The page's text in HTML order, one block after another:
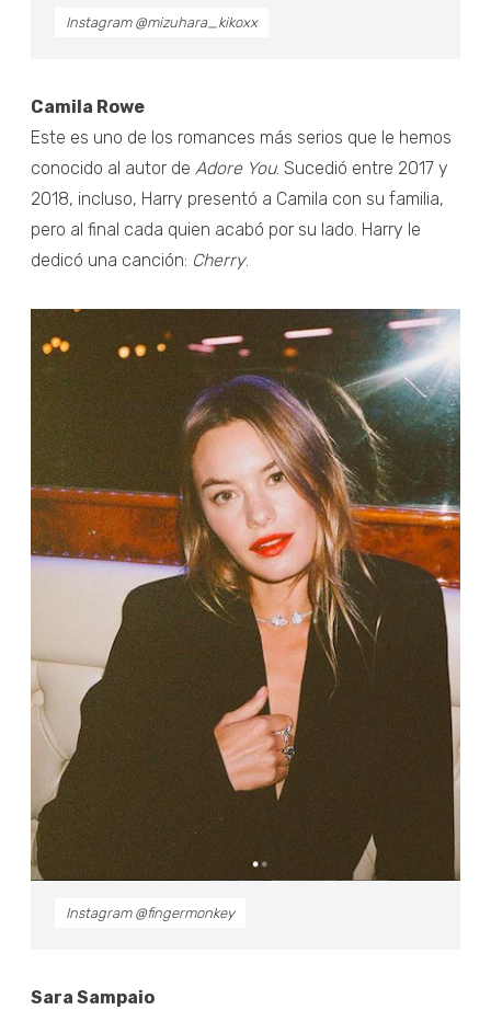
Instagram @mizuhara_kikoxx
Camila Rowe
Este es uno de los romances más serios que le hemos
conocido al autor de Adore You. Sucedió entre 2017 y
2018, incluso, Harry presentó a Camila con su familia,
pero al final cada quien acabó por su lado. Harry le
dedicó una canción: Cherry.
Instagram @fingermonkey
Sara Sampaio